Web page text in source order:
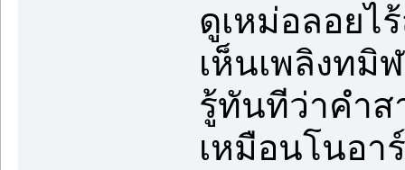
ดูเหม่อลอยไ
เห็นเพลิงทมิ
รู้ทันทีว่าคำส
เหมือนโนอา